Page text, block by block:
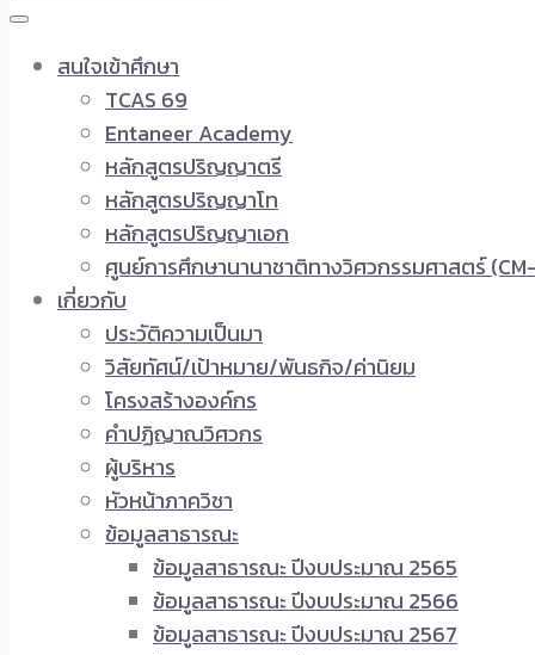
สนใจเข้าศึกษา
TCAS 69
Entaneer Academy
หลักสูตรปริญญาตรี
หลักสูตรปริญญาโท
หลักสูตรปริญญาเอก
ศูนย์การศึกษานานาชาติทางวิศวกรรมศาสตร์
เกี่ยวกับ
ประวัติความเป็นมา
วิสัยทัศน์/เป้าหมาย/พันธกิจ/ค่านิยม
โครงสร้างองค์กร
คำปฏิญาณวิศวกร
ผู้บริหาร
หัวหน้าภาควิชา
ข้อมูลสาธารณะ
ข้อมูลสาธารณะ ปีงบประมาณ 2565
ข้อมูลสาธารณะ ปีงบประมาณ 2566
ข้อมูลสาธารณะ ปีงบประมาณ 2567